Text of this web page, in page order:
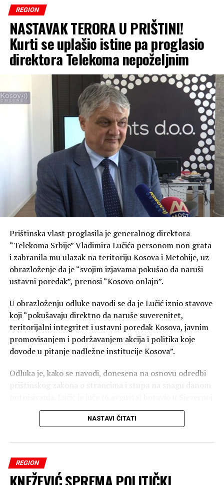
REGION
NASTAVAK TERORA U PRIŠTINI!
Kurti se uplašio istine pa proglasio
direktora Telekoma nepoželjnim
Prištinska vlast proglasila je generalnog direktora
“Telekoma Srbije” Vladimira Lučića personom non grata
i zabranila mu ulazak na teritoriju Kosova i Metohije, uz
obrazloženje da je “svojim izjavama pokušao da naruši
ustavni poredak”, prenosi “Kosovo onlajn”.
U obrazloženju odluke navodi se da je Lučić iznio stavove
koji “pokušavaju direktno da naruše suverenitet,
teritorijalni integritet i ustavni poredak Kosova, javnim
promovisanjem i podržavanjem akcija i politika koje
dovode u pitanje nadležne institucije Kosova”.
Odluka je, kako se navodi, donesena na osnovu odredbi
prištinskog zakona o strancima i stupa na snagu danom
Mitrovici i najavio da će na Kosovu i Metohiji biti
otvoreno šest novih objekata te kompanije i da će biti
dijelovima Kosmeta gdje žive Srbi.
Nije dobio zvaničnu informaciju
NASTAVI ČITATI
REGION